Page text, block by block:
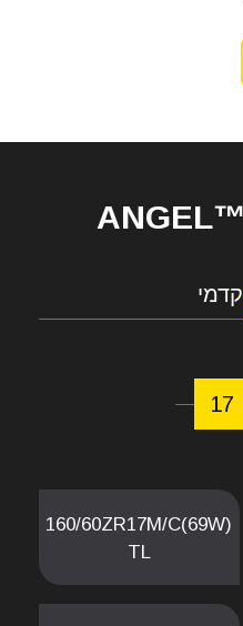
קדמי
17
160/60ZR17M/C(69W)
TL